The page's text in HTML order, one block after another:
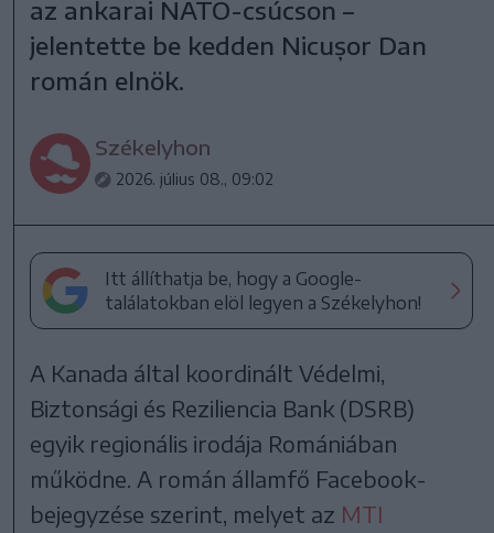
az ankarai NATO-csúcson –
jelentette be kedden Nicușor Dan
román elnök.
Székelyhon
2026. július 08., 09:02
Itt állíthatja be, hogy a Google-
találatokban elöl legyen a Székelyhon!
A Kanada által koordinált Védelmi,
Biztonsági és Reziliencia Bank (DSRB)
egyik regionális irodája Romániában
működne. A román államfő Facebook-
bejegyzése szerint, melyet az MTI